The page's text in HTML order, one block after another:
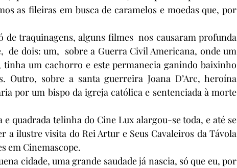
as fileiras em busca de caramelos e moedas que, por
traquinagens, alguns filmes  nos causaram profunda
de dois: um,  sobre a Guerra Civil Americana, onde um
tinha um cachorro e este permanecia ganindo baixinho
Outro, sobre a santa guerreira Joana D’Arc, heroína
por um bispo da igreja católica e sentenciada à morte
telinha do Cine Lux alargou-se toda, e até se
a ilustre visita do Rei Artur e Seus Cavaleiros da Távola
em Cinemascope.
cidade, uma grande saudade já nascia, só que eu, por